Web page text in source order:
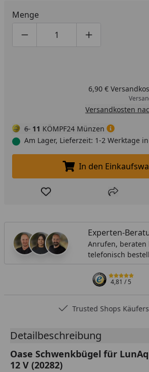
Menge
Produktmenge um eins
Produktmenge manuell
Produktmenge
6,90 €
Versandkosten
6 11 KÖMPF24 Münzen
Am Lager, Lieferzeit: 1-2 Werktage
In den
In den
Produkt zur Wunschliste
Teilen
Experten-
Anrufen, beraten
telefonisch
4,81/ 5
Trusted Shops
Detailbeschreibung
Oase Schwenkbügel für
12 V (20282)